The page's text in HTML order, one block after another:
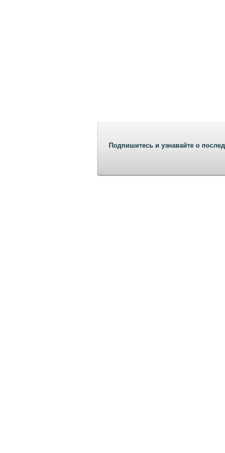
Подпишитесь и узнавайте о